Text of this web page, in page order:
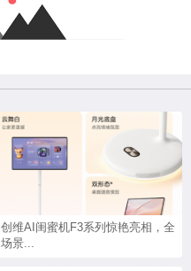
创维AI闺蜜机F3系列惊艳亮相，全
场景...